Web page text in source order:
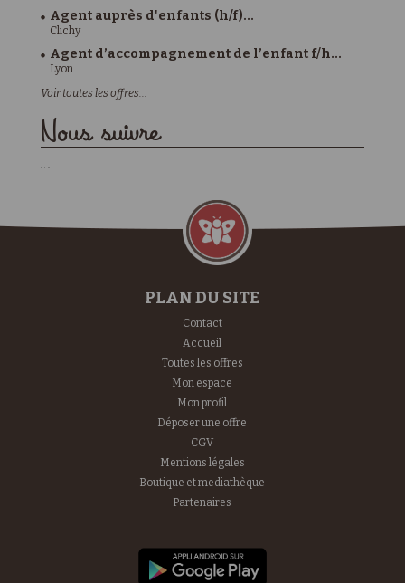
Agent auprès d'enfants (h/f)...
Clichy
Agent d’accompagnement de l’enfant f/h...
Lyon
Voir toutes les offres...
Nous suivre
PLAN DU SITE
Contact
Accueil
Toutes les offres
Mon espace
Mon profil
Déposer une offre
CGV
Mentions légales
Boutique et mediathèque
Partenaires